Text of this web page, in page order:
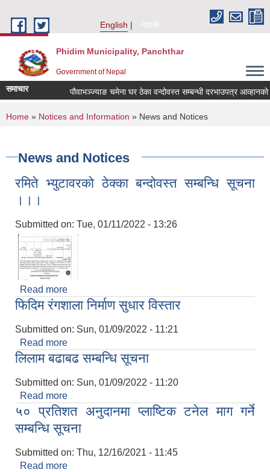
English
नेपाली
Phidim Municipality, Panchthar
Government of Nepal
समाचार पौवाभञ्ज्याङ चमेना घर ठेका वन्दोवस्त सम्बन्धी दरभाउपत्र आव्हानको
You are here
Home » Notices and Information » News and Notices
News and Notices
रमिते भ्युटावरको ठेक्का बन्दोवस्त सम्बन्धि सूचना
।।।
Submitted on: Tue, 01/11/2022 - 13:26
Read more
।।।
फिदिम रंगशाला निर्माण सुधार विस्तार
Submitted on: Sun, 01/09/2022 - 11:21
Read more
लिलाम बढाबढ सम्बन्धि सूचना
Submitted on: Sun, 01/09/2022 - 11:20
Read more
५० प्रतिशत अनुदानमा प्लाष्टिक टनेल माग गर्ने
सम्बन्धि सूचना
Submitted on: Thu, 12/16/2021 - 11:45
Read more